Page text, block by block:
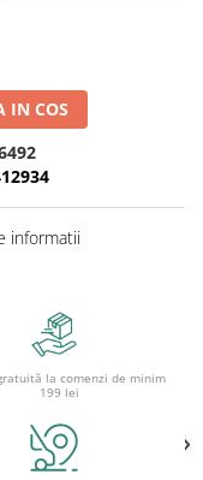
IN COS
informatii
la comenzi de minim
199 lei